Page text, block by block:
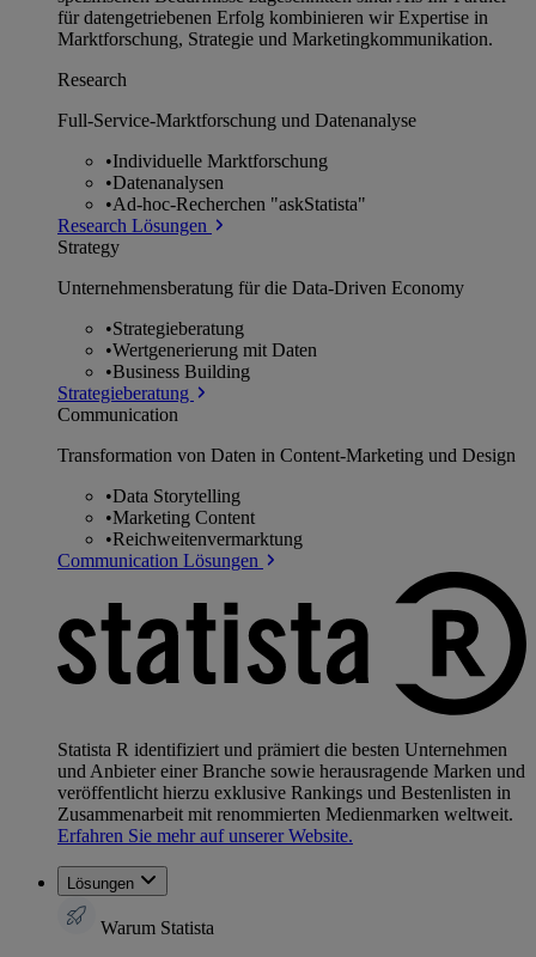
für datengetriebenen Erfolg kombinieren wir Expertise in
Marktforschung, Strategie und Marketingkommunikation.
Research
Full-Service-Marktforschung und Datenanalyse
•Individuelle Marktforschung
•Datenanalysen
•Ad-hoc-Recherchen "askStatista"
Research Lösungen
Strategy
Unternehmens­beratung für die Data-Driven Economy
•Strategieberatung
•Wertgenerierung mit Daten
•Business Building
Strategieberatung
Communication
Transformation von Daten in Content-Marketing und Design
•Data Storytelling
•Marketing Content
•Reichweitenvermarktung
Communication Lösungen
Statista R identifiziert und prämiert die besten Unternehmen
und Anbieter einer Branche sowie herausragende Marken und
veröffentlicht hierzu exklusive Rankings und Bestenlisten in
Zusammenarbeit mit renommierten Medienmarken weltweit.
Erfahren Sie mehr auf unserer Website.
Lösungen
Warum Statista